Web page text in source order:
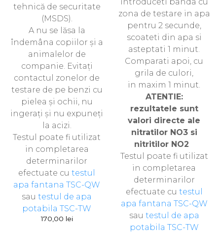
tehnică de securitate
(MSDS).
A nu se lăsa la
îndemâna copiilor și a
animalelor de
companie. Evitați
contactul zonelor de
testare de pe benzi cu
pielea și ochii, nu
ingerați și nu expuneți
la acizi.
Testul poate fi utilizat
in completarea
determinarilor
efectuate cutestul
apa fantana TSC-QW
sautestul de apa
potabila TSC-TW
170,00 lei
zona de testare in apa
pentru 2 secunde,
scoateti din apa si
asteptati 1 minut.
Comparati apoi, cu
grila de culori,
in maxim 1 minut.
ATENTIE:
rezultatele sunt
valori directe ale
nitratilor NO3 si
nitritilor NO2
Testul poate fi utilizat
in completarea
determinarilor
efectuate cu testul
apa fantana TSC-QW
sau testul de apa
potabila TSC-TW